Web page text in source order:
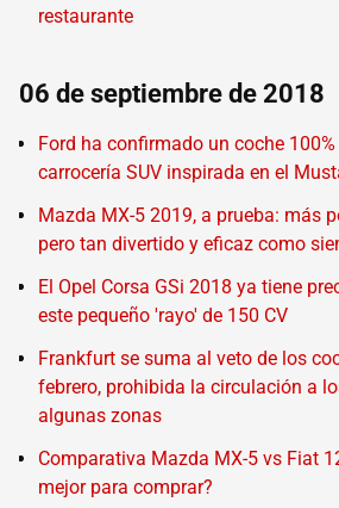
restaurante
06 de septiembre de 2018
Ford ha confirmado un coche
carrocería SUV inspirada en el
Mazda MX-5 2019, a prueba: más
pero tan divertido y eficaz como
El Opel Corsa GSi 2018 ya tiene
este pequeño 'rayo' de 150 CV
Frankfurt se suma al veto de los
febrero, prohibida la circulación a
algunas zonas
Comparativa Mazda MX-5 vs Fiat
mejor para comprar?